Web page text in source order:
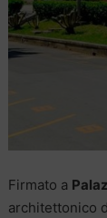
Firmato a
architettonico